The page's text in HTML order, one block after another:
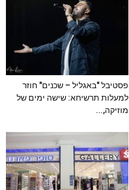
פסטיבל "באגליל – שכנים" חוזר
למעלות תרשיחא: שישה ימים של
מוזיקה,...